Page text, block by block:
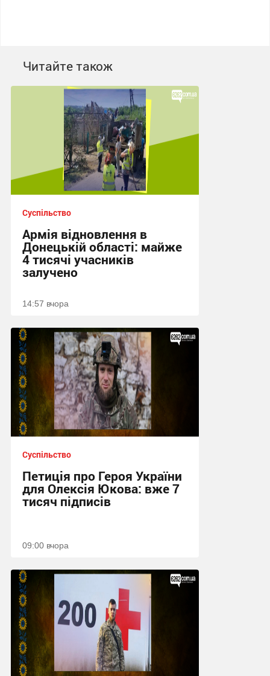
Читайте також
Суспільство
Армія відновлення в
Донецькій області: майже
4 тисячі учасників
залучено
14:57 вчора
Суспільство
Петиція про Героя України
для Олексія Юкова: вже 7
тисяч підписів
09:00 вчора